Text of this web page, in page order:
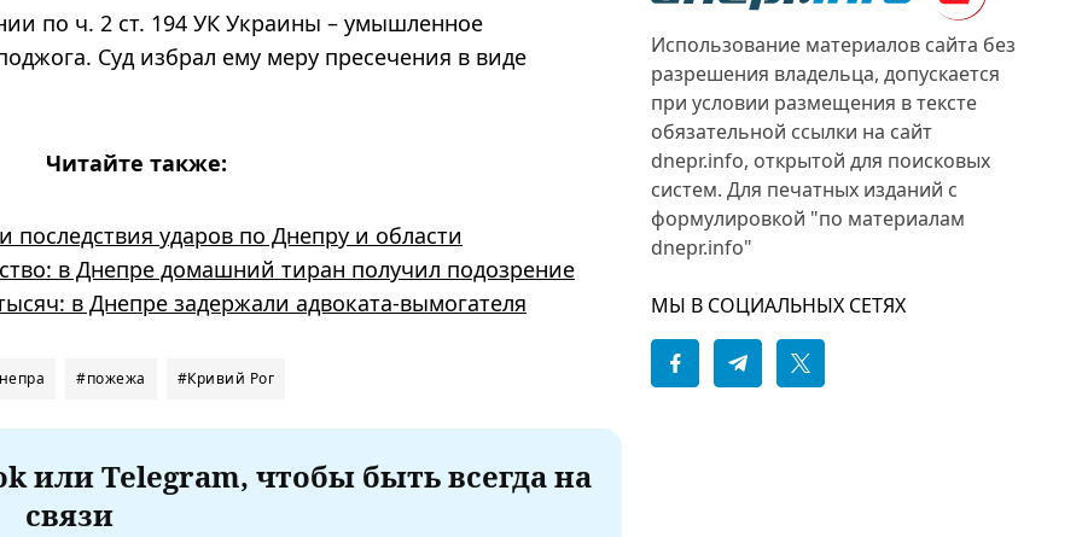
по ч. 2 ст. 194 УК Украины – умышленное
Суд избрал ему меру пресечения в виде
Читайте также:
последствия ударов по Днепру и области
в Днепре домашний тиран получил подозрение
в Днепре задержали адвоката-вымогателя
#пожежа #Кривий Рог
или Telegram, чтобы быть всегда на
связи
Использование материалов сайта без
разрешения владельца, допускается
при условии размещения в тексте
обязательной ссылки на сайт
dnepr.info, открытой для поисковых
систем. Для печатных изданий с
формулировкой "по материалам
dnepr.info"
МЫ В СОЦИАЛЬНЫХ СЕТЯХ